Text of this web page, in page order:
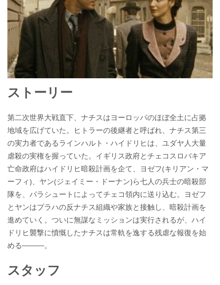
ストーリー
第二次世界大戦直下、ナチスはヨーロッパのほぼ全土に占拠
地域を広げていた。ヒトラーの後継者と呼ばれ、ナチス第三
の実力者であるラインハルト・ハイドリヒは、ユダヤ人大量
虐殺の実権を握っていた。イギリス政府とチェコスロバキア
亡命政府はハイドリヒ暗殺計画を企て、ヨゼフ(キリアン・マ
ーフィ)、ヤン(ジェイミー・ドーナン)ら七人の兵士の暗殺部
隊を、パラシュートによってチェコ領内に送り込む。ヨゼフ
とヤンはプラハの反ナチス組織や家族と接触し、暗殺計画を
進めていく。ついに無謀なミッションは実行されるが、ハイ
ドリヒ襲撃に憤慨したナチスは常軌を逸する残虐な報復を始
める―――。
スタッフ